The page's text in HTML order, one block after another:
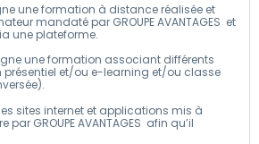
une formation à distance réalisée et
mandaté par GROUPE AVANTAGES et
une plateforme.
une formation associant différents
présentiel et/ou e-learning et/ou classe
les sites internet et applications mis à
GROUPE AVANTAGES afin qu’il